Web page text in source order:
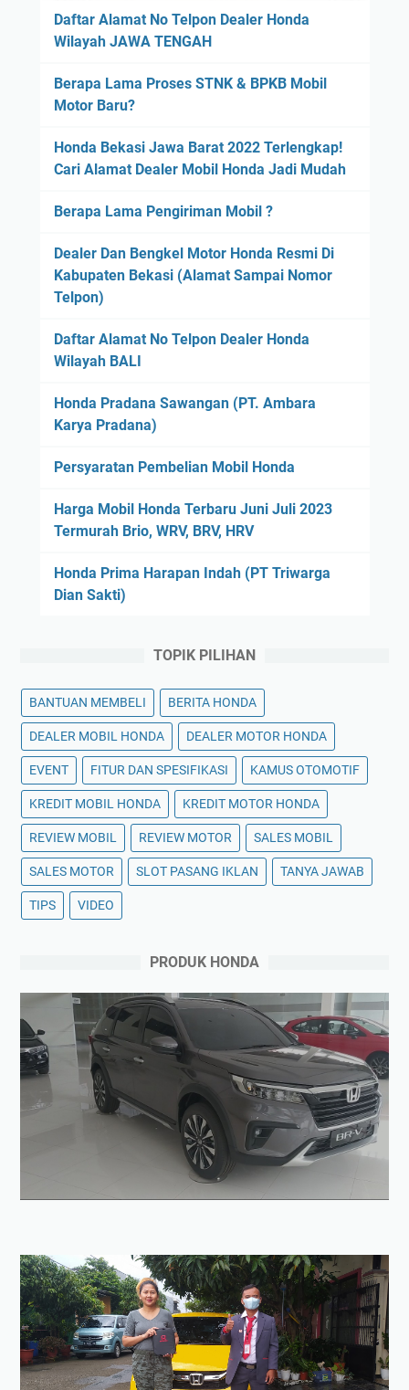
Daftar Alamat No Telpon Dealer Honda
Wilayah JAWA TENGAH
Berapa Lama Proses STNK & BPKB Mobil
Motor Baru?
Honda Bekasi Jawa Barat 2022 Terlengkap!
Cari Alamat Dealer Mobil Honda Jadi Mudah
Berapa Lama Pengiriman Mobil ?
Dealer Dan Bengkel Motor Honda Resmi Di
Kabupaten Bekasi (Alamat Sampai Nomor
Telpon)
Daftar Alamat No Telpon Dealer Honda
Wilayah BALI
Honda Pradana Sawangan (PT. Ambara
Karya Pradana)
Persyaratan Pembelian Mobil Honda
Harga Mobil Honda Terbaru Juni Juli 2023
Termurah Brio, WRV, BRV, HRV
Honda Prima Harapan Indah (PT Triwarga
Dian Sakti)
TOPIK PILIHAN
BANTUAN MEMBELI BERITA HONDA
DEALER MOBIL HONDA DEALER MOTOR HONDA
EVENT FITUR DAN SPESIFIKASI KAMUS OTOMOTIF
KREDIT MOBIL HONDA KREDIT MOTOR HONDA
REVIEW MOBIL REVIEW MOTOR SALES MOBIL
SALES MOTOR SLOT PASANG IKLAN TANYA JAWAB
TIPS VIDEO
PRODUK HONDA